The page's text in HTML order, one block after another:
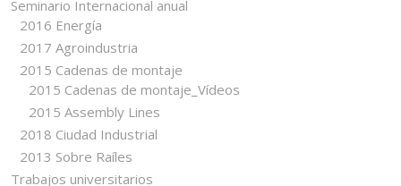
Seminario Internacional anual
2016 Energía
2017 Agroindustria
2015 Cadenas de montaje
2015 Cadenas de montaje_Vídeos
2015 Assembly Lines
2018 Ciudad Industrial
2013 Sobre Raíles
Trabajos universitarios